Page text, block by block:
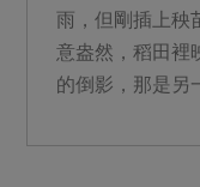
雨，但剛插上秧
意盎然，稻田裡
的倒影，那是另